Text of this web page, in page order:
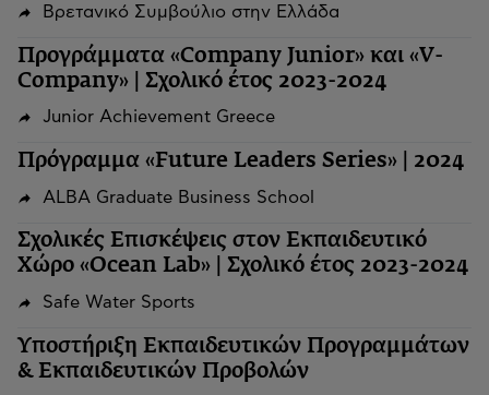
Βρετανικό Συμβούλιο στην Ελλάδα
Προγράμματα «Company Junior» και «V-
Company» | Σχολικό έτος 2023-2024
Junior Achievement Greece
Πρόγραμμα «Future Leaders Series» | 2024
ALBA Graduate Business School
Σχολικές Επισκέψεις στον Εκπαιδευτικό
Χώρο «Ocean Lab» | Σχολικό έτος 2023-2024
Safe Water Sports
Υποστήριξη Εκπαιδευτικών Προγραμμάτων
& Εκπαιδευτικών Προβολών